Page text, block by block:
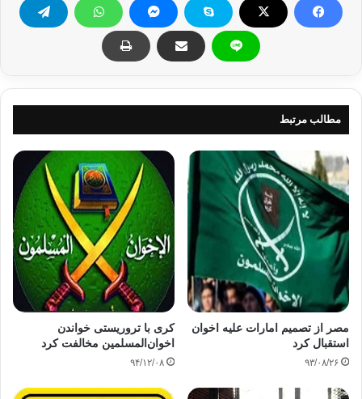
ارتش مصر با سرنگونی «محمد مرسی» رئیس جمهور مردمی این
کشور از قدرت، بطور علنی روند سیاسی قدرت در این کشور را
هرچند حامیان مرسی اعتراض کردند ولی ارتش مصر با قدرت تظاهر
کنندگان را سرکوب کرد.
منبع: خبر نو
اخوان المسلمین دموکراسی خاورمیانه
کپی آدرس
مطالب مرتبط
مصر از تصمیم امارات علیه اخوان
استقبال کرد
۹۳/۰۸/۲۶
کری با تروریستی خواندن
اخوان‌المسلمین مخالفت کرد
۹۴/۱۲/۰۸